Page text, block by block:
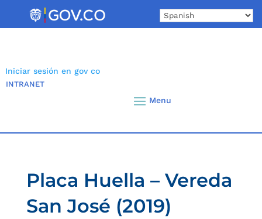
Iniciar sesión en gov co
INTRANET
Placa Huella – Vereda
San José (2019)